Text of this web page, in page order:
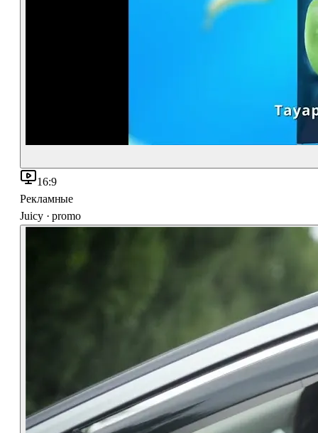
16:9
Рекламные
Juicy · promo